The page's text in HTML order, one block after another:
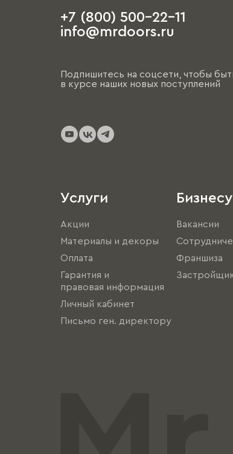
+7 (800) 500-22-11
info@mrdoors.ru
Подпишитесь на соцсети, чтобы
в курсе наших новых поступлений
Услуги
Акции
Материалы и декоры
Оплата
Гарантия и
правовая информация
Личный кабинет
Письмо ген. директору
Бизнесу
Вакансии
Франшиза